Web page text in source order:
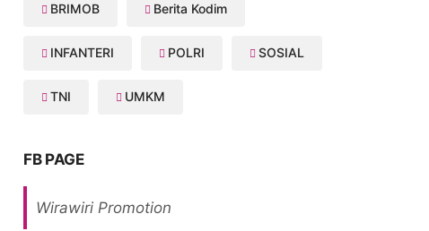
BRIMOB Berita Kodim
INFANTERI POLRI SOSIAL
TNI UMKM
FB PAGE
Wirawiri Promotion